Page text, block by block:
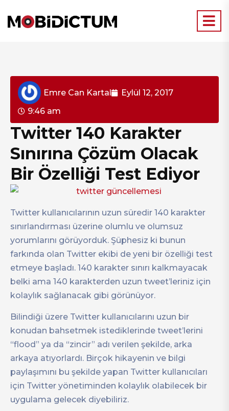
Emre Can Kartal
Eylül 12, 2017
9:46 am
Twitter 140 Karakter
Sınırına Çözüm Olacak
Bir Özelliği Test Ediyor
Twitter kullanıcılarının uzun süredir 140 karakter
sınırlandırması üzerine olumlu ve olumsuz
yorumlarını görüyorduk. Şüphesiz ki bunun
farkında olan Twitter ekibi de yeni bir özelliği test
etmeye başladı. 140 karakter sınırı kalkmayacak
belki ama 140 karakterden uzun tweet’leriniz için
kolaylık sağlanacak gibi görünüyor.
Bilindiği üzere Twitter kullanıcılarını uzun bir
konudan bahsetmek istediklerinde tweet’lerini
“flood” ya da “zincir” adı verilen şekilde, arka
arkaya atıyorlardı. Birçok hikayenin ve bilgi
paylaşımını bu şekilde yapan Twitter kullanıcıları
için Twitter yönetiminden kolaylık olabilecek bir
uygulama gelecek diyebiliriz.